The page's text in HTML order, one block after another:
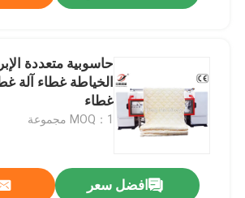
آلة طلاء الكمبيوتر
آلة بوبين ويندر
آلة القطع المحوسبة
حاسوبية متعددة
الخياطة غطاء آلة
غطاء
MOQ：1 مجموعة
افضل سعر